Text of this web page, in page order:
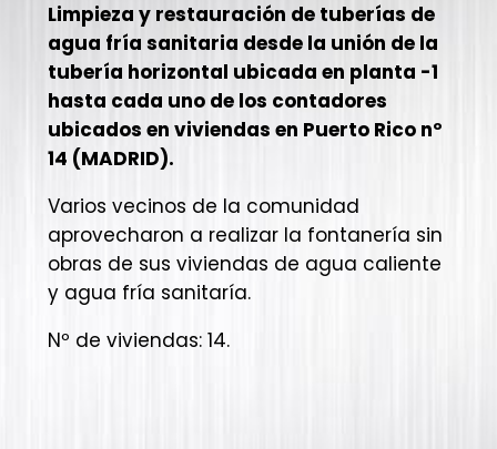
Limpieza y restauración de tuberías de
agua fría sanitaria desde la unión de la
tubería horizontal ubicada en planta -1
hasta cada uno de los contadores
ubicados en viviendas en Puerto Rico nº
14 (MADRID).
Varios vecinos de la comunidad
aprovecharon a realizar la fontanería sin
obras de sus viviendas de agua caliente
y agua fría sanitaría.
Nº de viviendas: 14.